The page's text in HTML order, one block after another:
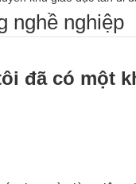
nghề nghiệp
đã có một